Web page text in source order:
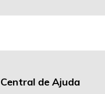
Central de Ajuda